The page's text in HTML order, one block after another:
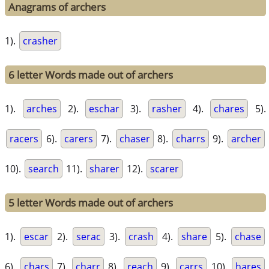
Anagrams of archers
1). crasher
6 letter Words made out of archers
1). arches 2). eschar 3). rasher 4). chares 5).
racers 6). carers 7). chaser 8). charrs 9). archer
10). search 11). sharer 12). scarer
5 letter Words made out of archers
1). escar 2). serac 3). crash 4). share 5). chase